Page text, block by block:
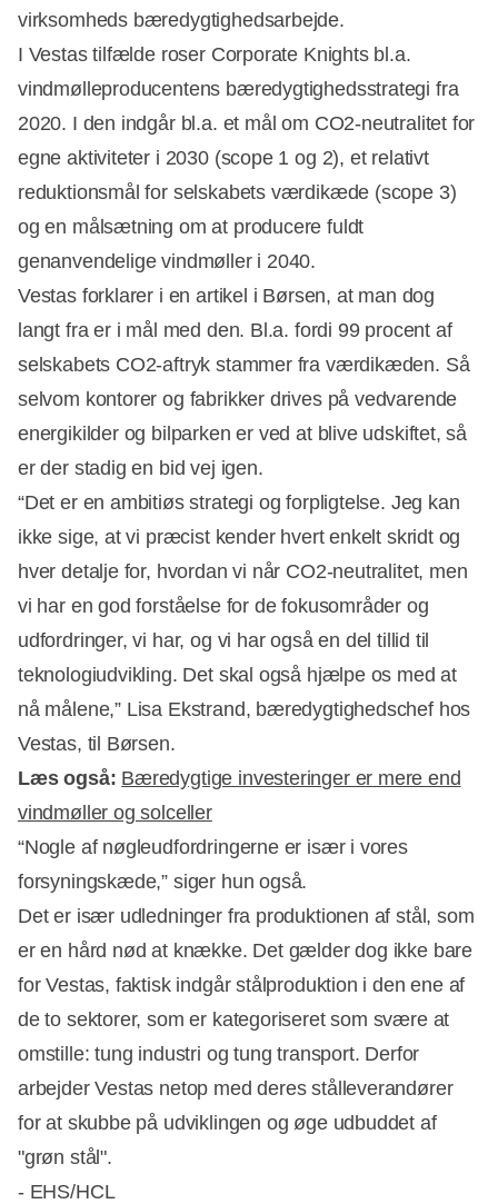
virksomheds bæredygtighedsarbejde.
I Vestas tilfælde roser Corporate Knights bl.a.
vindmølleproducentens bæredygtighedsstrategi fra
2020. I den indgår bl.a. et mål om CO2-neutralitet for
egne aktiviteter i 2030 (scope 1 og 2), et relativt
reduktionsmål for selskabets værdikæde (scope 3)
og en målsætning om at producere fuldt
genanvendelige vindmøller i 2040.
Vestas forklarer i en artikel i Børsen, at man dog
langt fra er i mål med den. Bl.a. fordi 99 procent af
selskabets CO2-aftryk stammer fra værdikæden. Så
selvom kontorer og fabrikker drives på vedvarende
energikilder og bilparken er ved at blive udskiftet, så
er der stadig en bid vej igen.
“Det er en ambitiøs strategi og forpligtelse. Jeg kan
ikke sige, at vi præcist kender hvert enkelt skridt og
hver detalje for, hvordan vi når CO2-neutralitet, men
vi har en god forståelse for de fokusområder og
udfordringer, vi har, og vi har også en del tillid til
teknologiudvikling. Det skal også hjælpe os med at
nå målene,” Lisa Ekstrand, bæredygtighedschef hos
Vestas, til Børsen.
Læs også: Bæredygtige investeringer er mere end
vindmøller og solceller
“Nogle af nøgleudfordringerne er især i vores
forsyningskæde,” siger hun også.
Det er især udledninger fra produktionen af stål, som
er en hård nød at knække. Det gælder dog ikke bare
for Vestas, faktisk indgår stålproduktion i den ene af
de to sektorer, som er kategoriseret som svære at
omstille: tung industri og tung transport. Derfor
arbejder Vestas netop med deres stålleverandører
for at skubbe på udviklingen og øge udbuddet af
"grøn stål".
- EHS/HCL